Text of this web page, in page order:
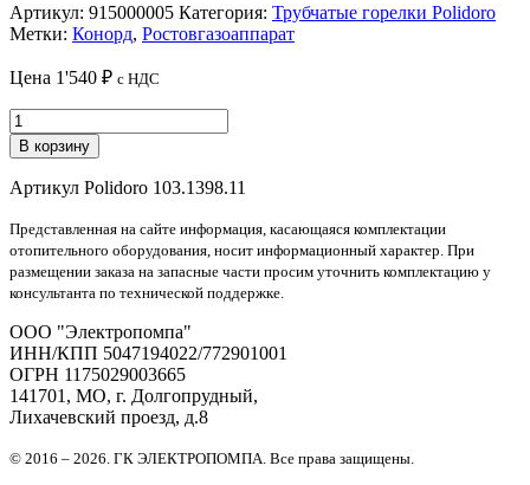
Артикул: 915000005 Категория: Трубчатые горелки Polidoro
Метки: Конорд, Ростовгазоаппарат
Цена 1'540 ₽ с НДС
Количество
товара
Трубчатая
горелка
Polidoro
9,6
кВт
В корзину
Артикул Polidoro 103.1398.11
Представленная на сайте информация, касающаяся комплектации
отопительного оборудования, носит информационный характер. При
размещении заказа на запасные части просим уточнить комплектацию у
консультанта по технической поддержке.
OOO "Электропомпа"
ИНН/КПП 5047194022/772901001
ОГРН 1175029003665
141701, МО, г. Долгопрудный,
Лихачевский проезд, д.8
© 2016 – 2026. ГК ЭЛЕКТРОПОМПА. Все права защищены.